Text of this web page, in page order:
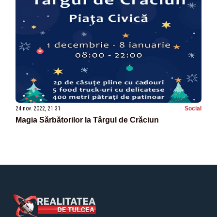
24 nov. 2022, 21:31 Social
Magia Sărbătorilor la Târgul de Crăciun